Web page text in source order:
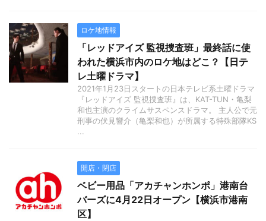
ロケ地情報
「レッドアイズ 監視捜査班」最終話に使
われた横浜市内のロケ地はどこ？【日テ
レ土曜ドラマ】
2021年1月23日スタートの日本テレビ系土曜ドラマ
『レッドアイズ 監視捜査班』は、KAT-TUN・亀梨
和也主演のクライムサスペンスドラマ。 主人公で元
刑事の伏見響介（亀梨和也）が所属する特殊部隊KS
...
開店・閉店
ベビー用品「アカチャンホンポ」港南台
バーズに4月22日オープン【横浜市港南
区】